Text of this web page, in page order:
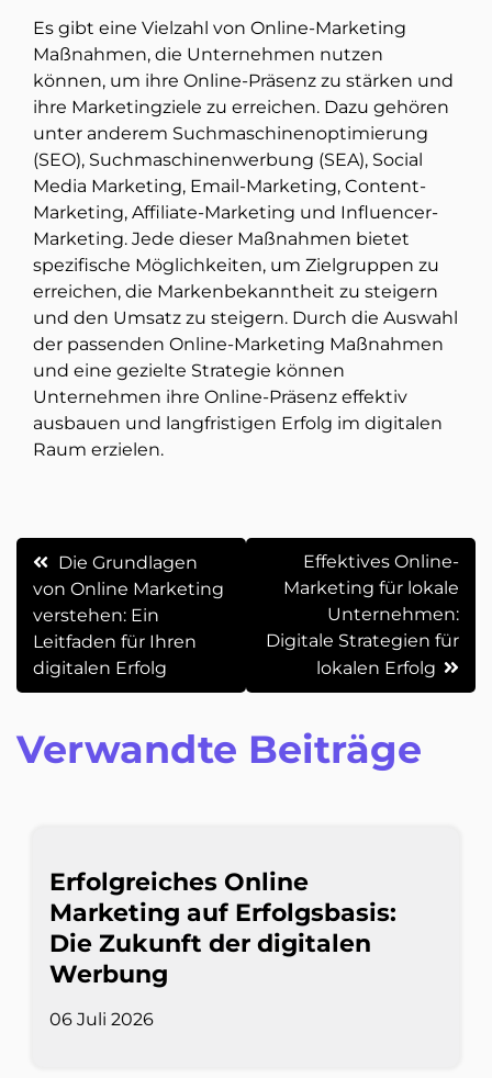
Es gibt eine Vielzahl von Online-Marketing
Maßnahmen, die Unternehmen nutzen
können, um ihre Online-Präsenz zu stärken und
ihre Marketingziele zu erreichen. Dazu gehören
unter anderem Suchmaschinenoptimierung
(SEO), Suchmaschinenwerbung (SEA), Social
Media Marketing, Email-Marketing, Content-
Marketing, Affiliate-Marketing und Influencer-
Marketing. Jede dieser Maßnahmen bietet
spezifische Möglichkeiten, um Zielgruppen zu
erreichen, die Markenbekanntheit zu steigern
und den Umsatz zu steigern. Durch die Auswahl
der passenden Online-Marketing Maßnahmen
und eine gezielte Strategie können
Unternehmen ihre Online-Präsenz effektiv
ausbauen und langfristigen Erfolg im digitalen
Raum erzielen.
Beitrags-
Navigation
Die Grundlagen
von Online Marketing
verstehen: Ein
Leitfaden für Ihren
digitalen Erfolg
Effektives Online-
Marketing für lokale
Unternehmen:
Digitale Strategien für
lokalen Erfolg
Verwandte Beiträge
Erfolgreiches Online
Marketing auf Erfolgsbasis:
Die Zukunft der digitalen
Werbung
06 Juli 2026